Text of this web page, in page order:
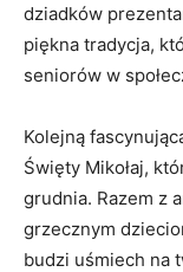
dziadków
piękna tradycja,
⁤seniorów w
Kolejną
Święty Mikołaj,
grudnia. ⁣Razem z⁢
grzecznym
⁣budzi uśmiech na